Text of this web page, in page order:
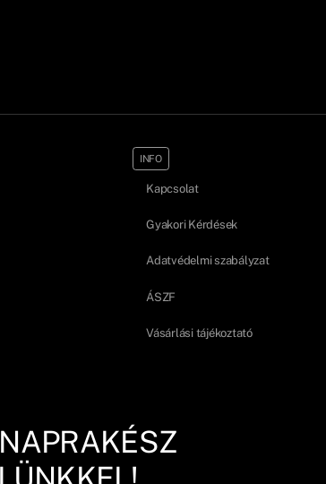
INFO
Kapcsolat
Gyakori Kérdések
Adatvédelmi szabályzat
ÁSZF
Vásárlási tájékoztató